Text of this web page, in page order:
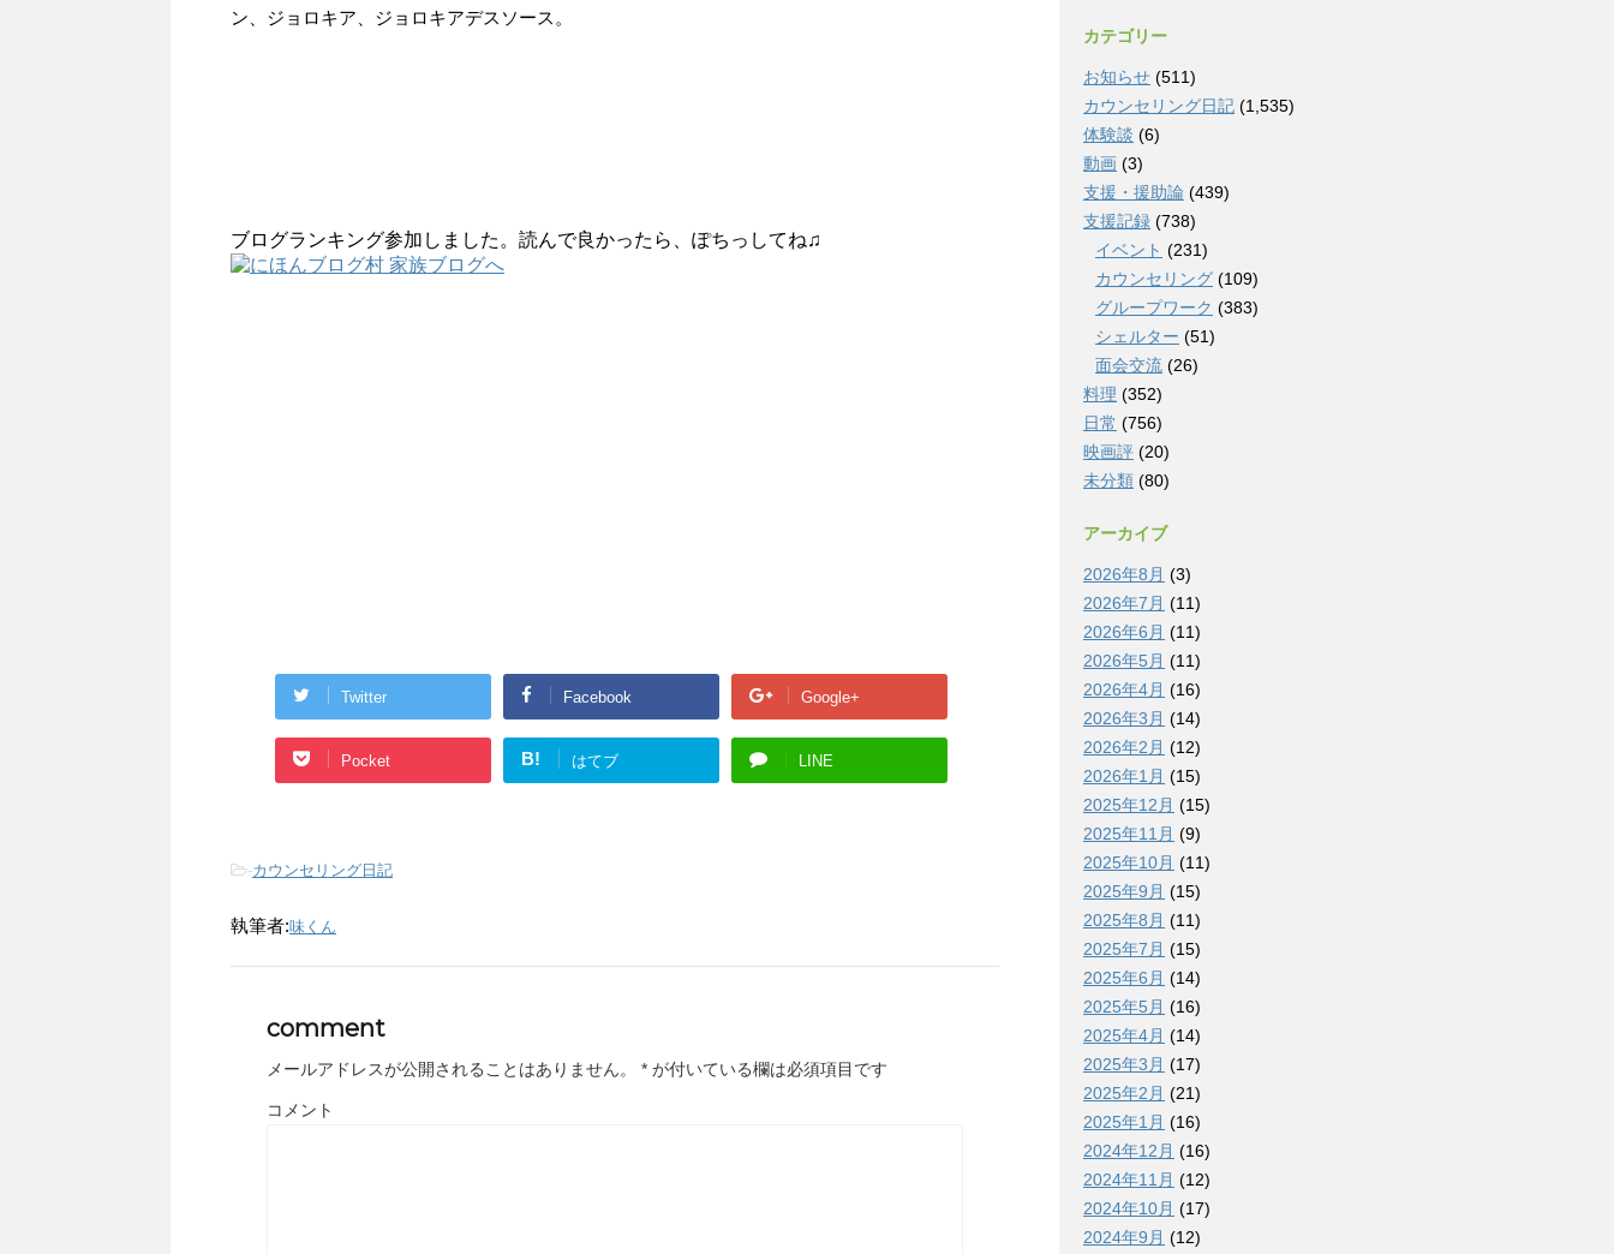
ン、ジョロキア、ジョロキアデスソース。
ブログランキング参加しました。読んで良かったら、ぽちっしてね♫
Twitter Facebook Google+
Pocket B! はてブ LINE
-カウンセリング日記
執筆者:味くん
comment
メールアドレスが公開されることはありません。 * が付いている欄は必須項目です
コメント
カテゴリー
お知らせ (511)
カウンセリング日記 (1,535)
体験談 (6)
動画 (3)
支援・援助論 (439)
支援記録 (738)
イベント (231)
カウンセリング (109)
グループワーク (383)
シェルター (51)
面会交流 (26)
料理 (352)
日常 (756)
映画評 (20)
未分類 (80)
アーカイブ
2026年8月 (3)
2026年7月 (11)
2026年6月 (11)
2026年5月 (11)
2026年4月 (16)
2026年3月 (14)
2026年2月 (12)
2026年1月 (15)
2025年12月 (15)
2025年11月 (9)
2025年10月 (11)
2025年9月 (15)
2025年8月 (11)
2025年7月 (15)
2025年6月 (14)
2025年5月 (16)
2025年4月 (14)
2025年3月 (17)
2025年2月 (21)
2025年1月 (16)
2024年12月 (16)
2024年11月 (12)
2024年10月 (17)
2024年9月 (12)